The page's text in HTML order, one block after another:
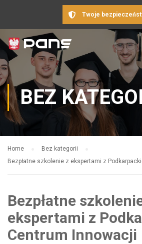
Twoje
BEZ
Home
Bez kategorii
Bezpłatne szkolenie z ekspertami z
Bezpłatne
ekspertami z
Centrum Innowacji